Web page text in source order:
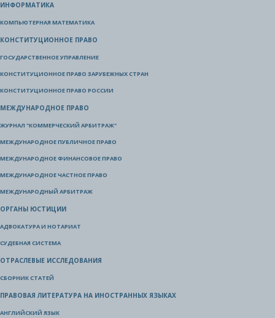
ИНФОРМАТИКА
КОМПЬЮТЕРНАЯ МАТЕМАТИКА
КОНСТИТУЦИОННОЕ ПРАВО
ГОСУДАРСТВЕННОЕ УПРАВЛЕНИЕ
КОНСТИТУЦИОННОЕ ПРАВО ЗАРУБЕЖНЫХ СТРАН
КОНСТИТУЦИОННОЕ ПРАВО РОССИИ
МЕЖДУНАРОДНОЕ ПРАВО
ЖУРНАЛ "КОММЕРЧЕСКИЙ АРБИТРАЖ"
МЕЖДУНАРОДНОЕ ПУБЛИЧНОЕ ПРАВО
МЕЖДУНАРОДНОЕ ФИНАНСОВОЕ ПРАВО
МЕЖДУНАРОДНОЕ ЧАСТНОЕ ПРАВО
МЕЖДУНАРОДНЫЙ АРБИТРАЖ
ОРГАНЫ ЮСТИЦИИ
АДВОКАТУРА И НОТАРИАТ
СУДЕБНАЯ СИСТЕМА
ОТРАСЛЕВЫЕ ИССЛЕДОВАНИЯ
СБОРНИК СТАТЕЙ
ПРАВОВАЯ ЛИТЕРАТУРА НА ИНОСТРАННЫХ ЯЗЫКАХ
АНГЛИЙСКИЙ ЯЗЫК